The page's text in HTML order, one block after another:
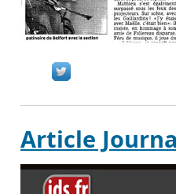
Article